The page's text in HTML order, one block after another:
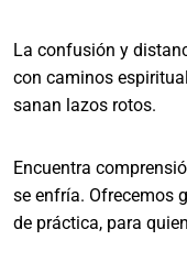
Atendemos
con la seriedad
espiritual más
¿Qué
primera
La confusión y
con caminos
sanan lazos rotos.
Encuentra
se enfría. Ofrecemos
de práctica, para